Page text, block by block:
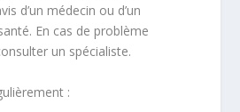
d’un médecin ou d’un
En cas de problème
un spécialiste.
: